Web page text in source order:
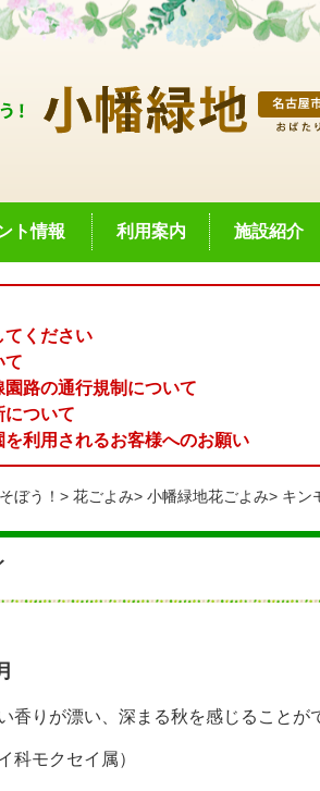
ト情報 利用案内 施設紹介
てください
て
路の通行規制について
について
利用されるお客様へのお願い
ぼう！ 花ごよみ 小幡緑地花ごよみ キン
香りが漂い、深まる秋を感じることが
モクセイ属）